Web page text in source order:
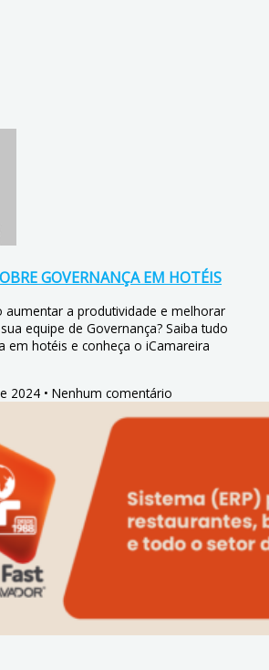
GOVERNANÇA EM HOTÉIS
aumentar a produtividade e melhorar
equipe de Governança? Saiba tudo
em hotéis e conheça o iCamareira
2024
Nenhum comentário